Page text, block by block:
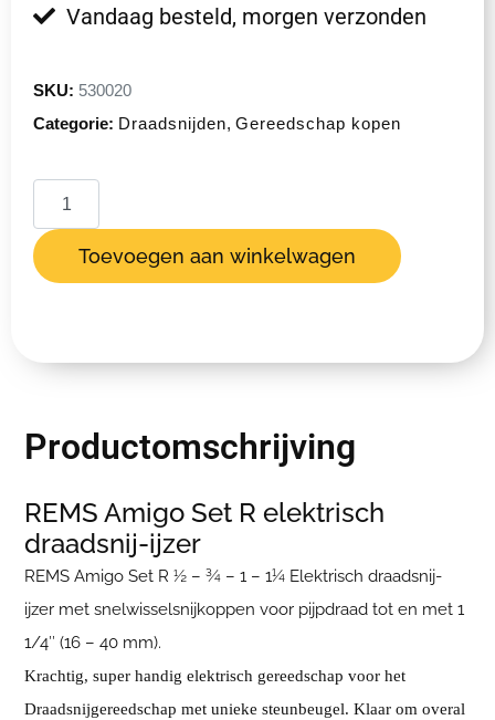
Vandaag besteld, morgen verzonden
SKU: 530020
Categorie: Draadsnijden, Gereedschap kopen
Toevoegen aan winkelwagen
Productomschrijving
REMS Amigo Set R elektrisch
draadsnij-ijzer
REMS Amigo Set R ½ – ¾ – 1 – 1¼ Elektrisch draadsnij-
ijzer met snelwisselsnijkoppen voor pijpdraad tot en met 1
1/4″ (16 – 40 mm).
Krachtig, super handig elektrisch gereedschap voor het
Draadsnijgereedschap met unieke steunbeugel. Klaar om overal